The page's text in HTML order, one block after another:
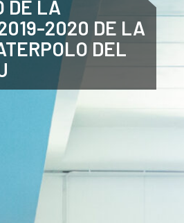
CATALÀ
DE LA
2020 DE LA
DEL